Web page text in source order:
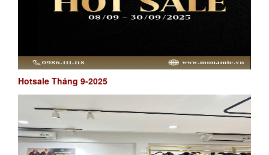
Hotsale Tháng 9-2025